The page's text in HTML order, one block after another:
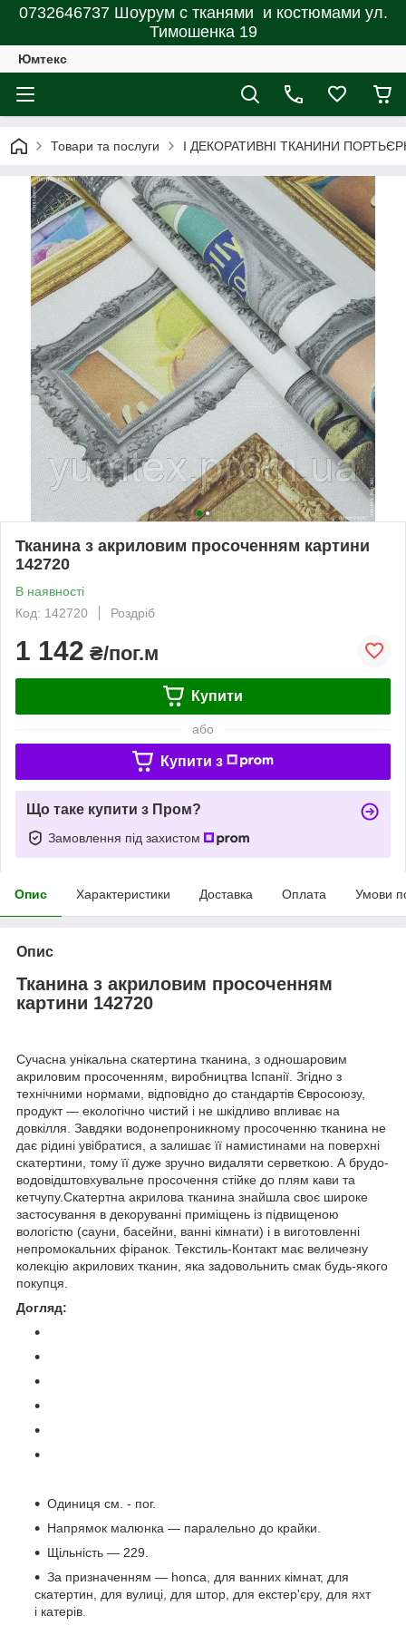
0732646737 Шоурум с тканями и костюмами ул.
Тимошенка 19
Юмтекс
Товари та послуги І ДЕКОРАТИВНІ ТКАНИНИ
Тканина з акриловим просоченням картини
142720
В наявності
Код: 142720
Роздріб
1 142 ₴/пог.м
Купити
або
Купити з
Що таке купити з Пром?
Замовлення під захистом
Опис Характеристики Доставка Оплата Умови
Опис
Тканина з акриловим просоченням
картини 142720
Сучасна унікальна скатертина тканина, з одношаровим
акриловим просоченням, виробництва Іспанії. Згідно з
технічними нормами, відповідно до стандартів Євросоюзу,
продукт — екологічно чистий і не шкідливо впливає на
довкілля. Завдяки водонепроникному просоченню тканина не
дає рідині увібратися, а залишає її намистинами на поверхні
скатертини, тому її дуже зручно видаляти серветкою. А брудо-
водовідштовхувальне просочення стійке до плям кави та
кетчупу.Скатертна акрилова тканина знайшла своє широке
застосування в декоруванні приміщень із підвищеною
вологістю (сауни, басейни, ванні кімнати) і в виготовленні
непромокальних фіранок. Текстиль-Контакт має величезну
колекцію акрилових тканин, яка задовольнить смак будь-якого
покупця.
Догляд:
Одиниця см. - пог.
Напрямок малюнка — паралельно до крайки.
Щільність — 229.
За призначенням — honca, для ванних кімнат, для
скатертин, для вулиці, для штор, для екстер'єру, для яхт
і катерів.